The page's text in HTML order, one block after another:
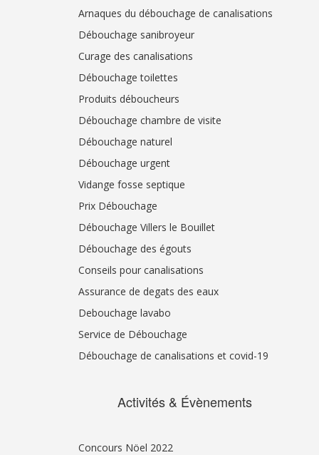
Arnaques du débouchage de canalisations
Débouchage sanibroyeur
Curage des canalisations
Débouchage toilettes
Produits déboucheurs
Débouchage chambre de visite
Débouchage naturel
Débouchage urgent
Vidange fosse septique
Prix Débouchage
Débouchage Villers le Bouillet
Débouchage des égouts
Conseils pour canalisations
Assurance de degats des eaux
Debouchage lavabo
Service de Débouchage
Débouchage de canalisations et covid-19
Activités & Évènements
Concours Nöel 2022